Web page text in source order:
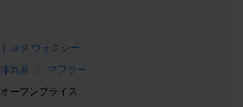
トヨタ ヴォクシー
排気系
マフラー
オープンプライス